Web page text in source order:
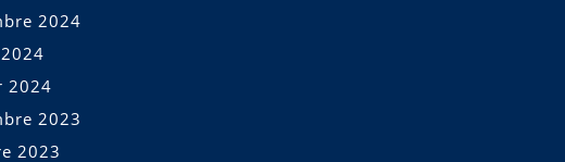
2024
2024
2023
2023